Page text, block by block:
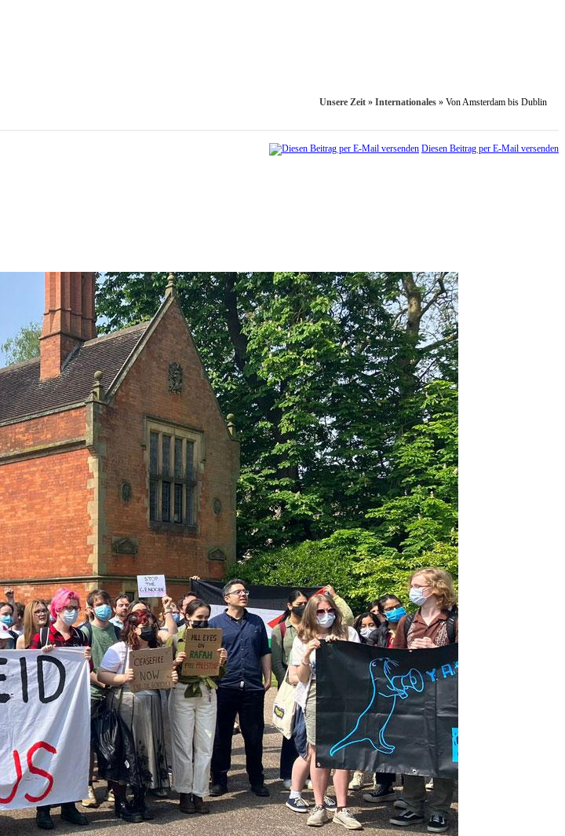
Unsere Zeit » Internationales » Von Amsterdam bis Dublin
Diesen Beitrag per E-Mail versenden